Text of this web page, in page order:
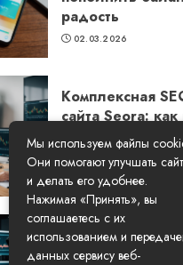
радость
02.03.2026
Комплексная
сайта Seora: как
видимость и
клиентов
06.02.2026
Резидентские
как их
Мы используем файлы
Они помогают улучшать сайт
и делать его удобнее.
Нажимая «Принять», вы
соглашаетесь с их
использованием и
данных сервису веб-